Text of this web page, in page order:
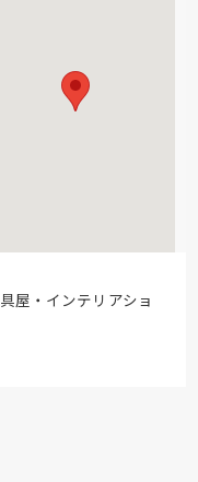
屋・インテリアショ